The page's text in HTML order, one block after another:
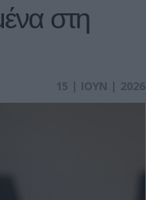
στη
15 | ΙΟΥΝ | 2026